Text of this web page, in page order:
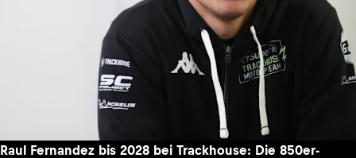
Raul Fernandez bis 2028 bei Trackhouse: Die 850er-